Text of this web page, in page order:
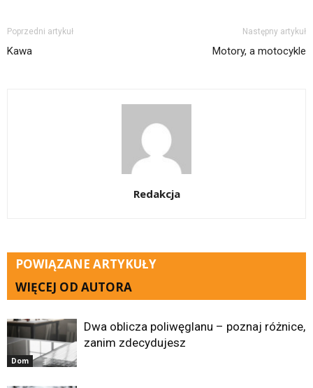
Poprzedni artykuł
Kawa
Następny artykuł
Motory, a motocykle
Redakcja
POWIĄZANE ARTYKUŁY
WIĘCEJ OD AUTORA
Dom
Dwa oblicza poliwęglanu – poznaj różnice,
zanim zdecydujesz